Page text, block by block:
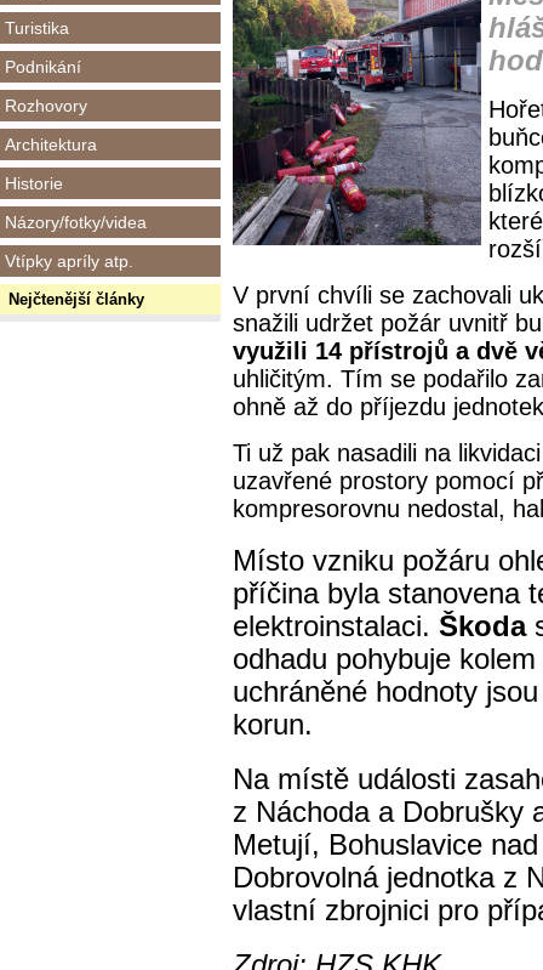
Turistika
Podnikání
Rozhovory
Architektura
Historie
Názory/fotky/videa
Vtípky apríly atp.
Nejčtenější články
V první chvíli se zachovali
snažili udržet požár uvnitř
využili 14 přístrojů a dvě
uhličitým. Tím se podařilo
ohně až do příjezdu
Ti už pak nasadili na
uzavřené prostory pomocí
kompresorovnu nedostal,
Místo vzniku požáru
příčina byla stanovena
elektroinstalaci. Škoda
odhadu pohybuje kolem
uchráněné hodnoty
korun.
Na místě události
z Náchoda a Dobrušky
Metují, Bohuslavice
Dobrovolná jednotka z
vlastní zbrojnici pro